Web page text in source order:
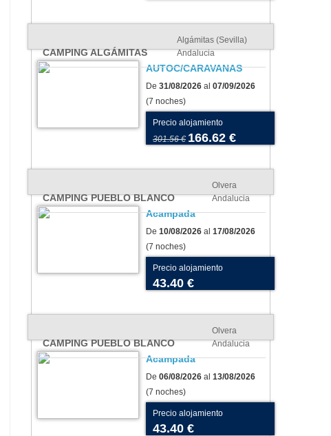
CAMPING ALGÁMITAS
Algámitas (Sevilla)
Andalucia
AUTOC/CARAVANAS
De 31/08/2026 al 07/09/2026
(7 noches)
Precio alojamiento
301.56 € 166.62 €
CAMPING PUEBLO BLANCO
Olvera
Andalucia
Acampada
De 10/08/2026 al 17/08/2026
(7 noches)
Precio alojamiento
43.40 €
CAMPING PUEBLO BLANCO
Olvera
Andalucia
Acampada
De 06/08/2026 al 13/08/2026
(7 noches)
Precio alojamiento
43.40 €